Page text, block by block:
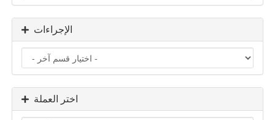
الإجراءات
اختر العملة